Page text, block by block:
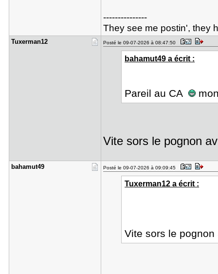
---------------
They see me postin', they
Tuxerman12 Posté le 09-07-2026 à 08:47:50
bahamut49 a écrit :
Pareil au CA
Vite sors le pognon
bahamut49 Posté le 09-07-2026 à 09:09:45
Tuxerman12 a écrit :
Vite sors le